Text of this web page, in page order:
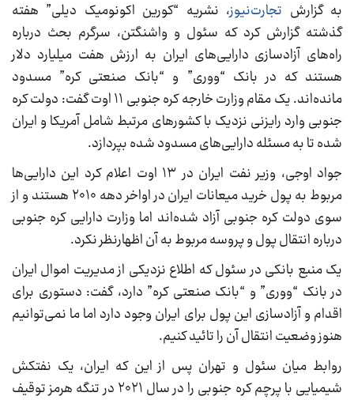
به گزارش تجارت‌نیوز، نشریه “کورین اکونومیک دیلی” هفته
گذشته گزارش کرد که سئول و واشنگتن، سرگرم بحث درباره
راه‌های آزادسازی دارایی‌های ایران به ارزش هفت میلیارد دلار
هستند که در بانک “ووری” و “بانک صنعتی کره” مسدود
مانده‌اند. یک مقام وزارت خارجه کره جنوبی ۱۱ اوت گفت: دولت کره
جنوبی وارد رایزنی نزدیک با کشورهای مرتبط شامل آمریکا و ایران
شده تا به مسئله دارایی‌های مسدود شده بپردازد.
جواد اوجی، وزیر نفت ایران در ۱۳ اوت اعلام کرد این دارایی‌ها
مربوط به پول خرید میعانات ایران در اواخر دهه ۲۰۱۰ هستند و از
سوی دولت کره جنوبی آزاد شده‌اند اما وزارت دارایی کره جنوبی
درباره انتقال پول و پروسه مربوط به آن اظهارنظر نکرد.
یک منبع بانکی در سئول که اطلاع نزدیکی از مدیریت اموال ایران
در بانک “ووری” و “بانک صنعتی کره” دارد، گفت: دستوری برای
اقدام و آزادسازی این پول برای ایران وجود دارد اما ما نمی‌توانیم
هنوز وضعیت انتقال آن را تائید کنیم.
روابط میان سئول و تهران پس از این که ایران، یک نفتکش
شیمیایی با پرچم کره جنوبی را در سال ۲۰۲۱ در تنگه هرمز توقیف